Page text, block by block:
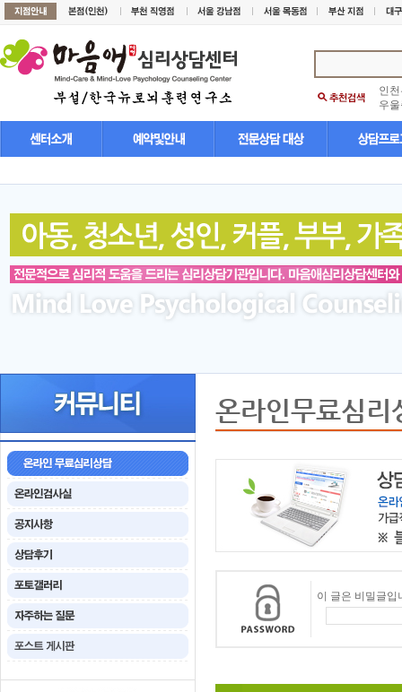
인
우
온라인무료심리
이 글은 비밀글입